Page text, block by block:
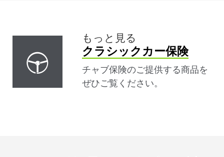
もっと見る
クラシックカー保険
チャブ保険のご提供する商品を
ぜひご覧ください。